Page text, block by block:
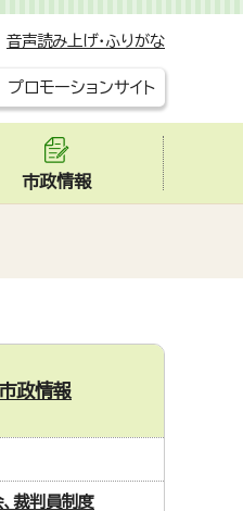
音声読み上げ・ふりがな
プロモーションサイト
市政情報
政情報
裁判員制度